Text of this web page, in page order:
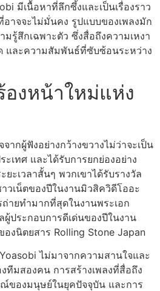
มีเนื้อหาที่ลึกซึ้งและเป็นเรื่องราว
าจจะไม่มั่นคง รูปแบบของเพลงมัก
รู้สึกเฉพาะตัว ซึ่งสื่อถึงความเหงา
และความสัมพันธ์ที่ซับซ้อนระหว่าง
งหน้าใหม่แห่ง
ากผู้ฟังอย่างกว้างขวางไม่ว่าจะเป็น
เทศ และได้รับการยกย่องอย่าง
ะเวลาสั้นๆ พวกเขาได้รับรางวัล
วเน็ตของปีในงานมิวสิควิดีโออะ
ายทำมากที่สุดในงานพระเอก
ผู้ประกอบการดีเด่นของปีในงาน
องนิตยสาร Rolling Stone Japan
ไม่มาจากความสานใจและ
ทีมสองคน การสร้างเพลงที่สื่อถึง
ของมนุษย์ในยุคปัจจุบัน และการ